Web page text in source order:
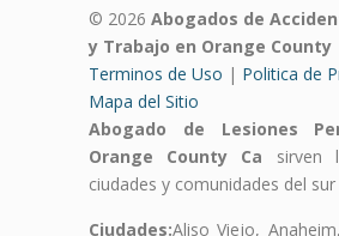
© 2026 Abogados de
y Trabajo en Orange County
Terminos de Uso | Politica de
Mapa del Sitio
Abogado de Lesiones
Orange County Ca sirven
ciudades y comunidades del
Ciudades:Aliso Viejo,